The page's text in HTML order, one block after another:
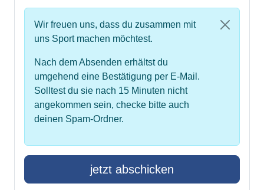
Wir freuen uns, dass du zusammen mit
uns Sport machen möchtest.
Nach dem Absenden erhältst du
umgehend eine Bestätigung per E-Mail.
Solltest du sie nach 15 Minuten nicht
angekommen sein, checke bitte auch
deinen Spam-Ordner.
jetzt abschicken